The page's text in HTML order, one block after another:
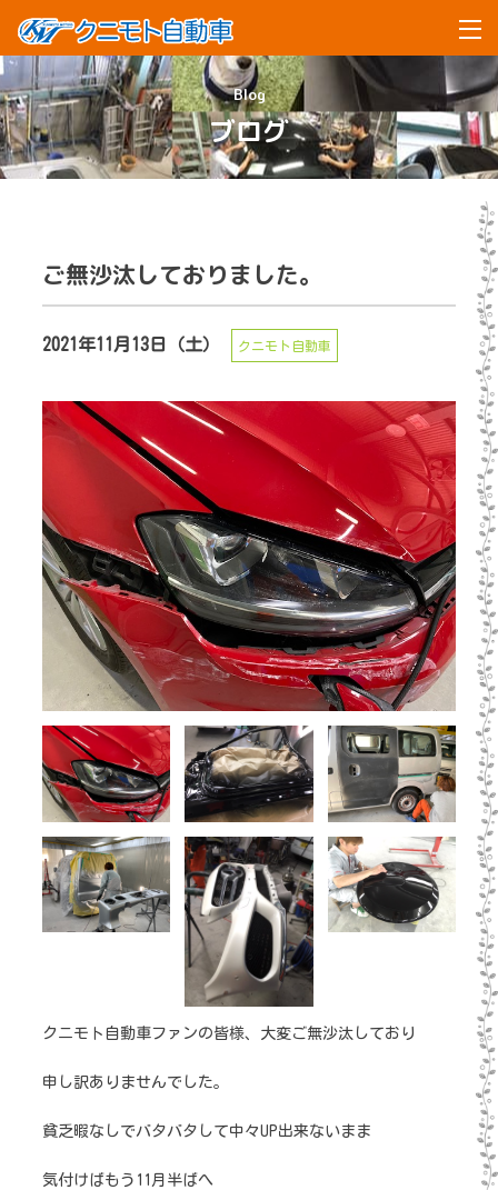
Blog
ブログ
ご無沙汰しておりました。
2021年11月13日（土） クニモト自動車
クニモト自動車ファンの皆様、大変ご無沙汰しており
申し訳ありませんでした。
貧乏暇なしでバタバタして中々UP出来ないまま
気付けばもう11月半ばへ